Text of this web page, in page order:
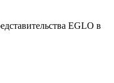
EGLO в